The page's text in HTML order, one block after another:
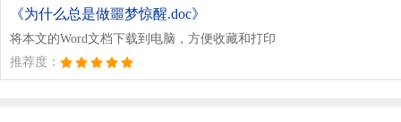
《为什么总是做噩梦惊醒.doc》
将本文的Word文档下载到电脑，方便收藏和打印
推荐度：